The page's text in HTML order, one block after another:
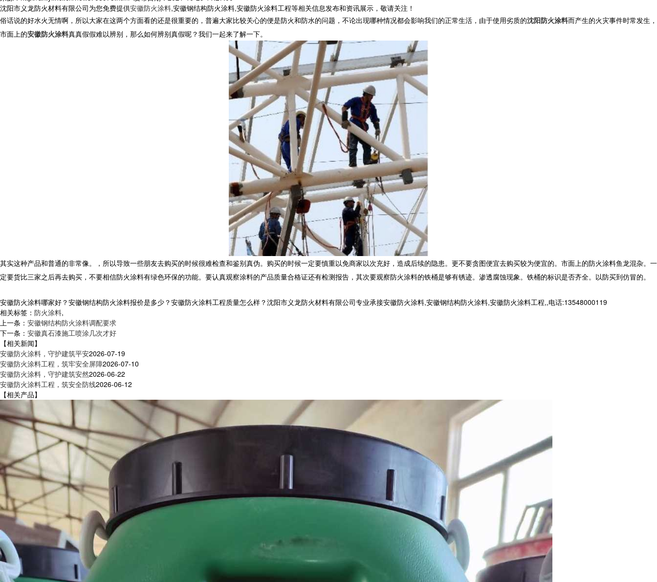
沈阳市义龙防火材料有限公司为您免费提供安徽防火涂料,安徽钢结构防火涂料,安徽防火涂料工程等相关信息发布和资讯展示，敬请关注！
俗话说的好水火无情啊，所以大家在这两个方面看的还是很重要的，普遍大家比较关心的便是防火和防水的问题，不论出现哪种情况都会影响我们的正常生活，由于使用劣质的沈阳防火涂料而产生的火灾事件时常发生，
市面上的安徽防火涂料真真假假难以辨别，那么如何辨别真假呢？我们一起来了解一下。
其实这种产品和普通的非常像。，所以导致一些朋友去购买的时候很难检查和鉴别真伪。购买的时候一定要慎重以免商家以次充好，造成后续的隐患。更不要贪图便宜去购买较为便宜的。市面上的防火涂料鱼龙混杂。一
定要货比三家之后再去购买，不要相信防火涂料有绿色环保的功能。要认真观察涂料的产品质量合格证还有检测报告，其次要观察防火涂料的铁桶是够有锈迹。渗透腐蚀现象。铁桶的标识是否齐全。以防买到仿冒的。
安徽防火涂料哪家好？安徽钢结构防火涂料报价是多少？安徽防火涂料工程质量怎么样？沈阳市义龙防火材料有限公司专业承接安徽防火涂料,安徽钢结构防火涂料,安徽防火涂料工程,,电话:13548000119
相关标签： 防火涂料,
上一条： 安徽钢结构防火涂料调配要求
下一条： 安徽真石漆施工喷涂几次才好
【相关新闻】
安徽防火涂料，守护建筑平安2026-07-19
安徽防火涂料工程，筑牢安全屏障2026-07-10
安徽防火涂料，守护建筑安然2026-06-22
安徽防火涂料工程，筑安全防线2026-06-12
【相关产品】